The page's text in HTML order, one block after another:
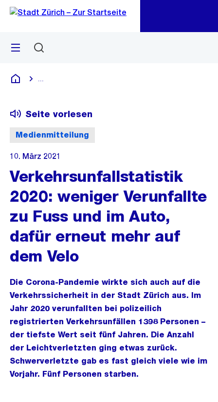
Navigation
Sprunglink
Menü
Deutsch
Medienmitteilung
Seite vorlesen
10. März 2021
Verkehrsunfallstatistik
2020: weniger Verunfallte
zu Fuss und im Auto,
dafür erneut mehr auf
dem Velo
Die Corona-Pandemie wirkte sich auch auf die
Verkehrssicherheit in der Stadt Zürich aus. Im
Jahr 2020 verunfallten bei polizeilich
registrierten Verkehrsunfällen 1398 Personen –
der tiefste Wert seit fünf Jahren. Die Anzahl
der Leichtverletzten ging etwas zurück.
Schwerverletzte gab es fast gleich viele wie im
Vorjahr. Fünf Personen starben.